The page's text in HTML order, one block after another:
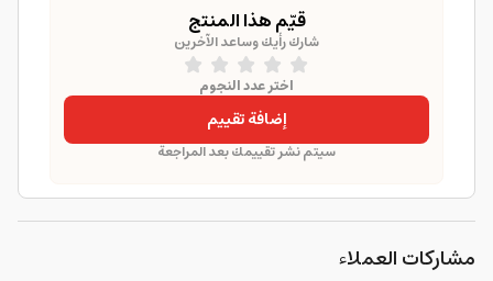
قيّم هذا المنتج
شارك رأيك وساعد الآخرين
اختر عدد النجوم
إضافة تقييم
سيتم نشر تقييمك بعد المراجعة
مشاركات العملاء